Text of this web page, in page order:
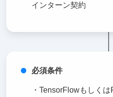
インターン契約
必須条件
・TensorFlowもしく